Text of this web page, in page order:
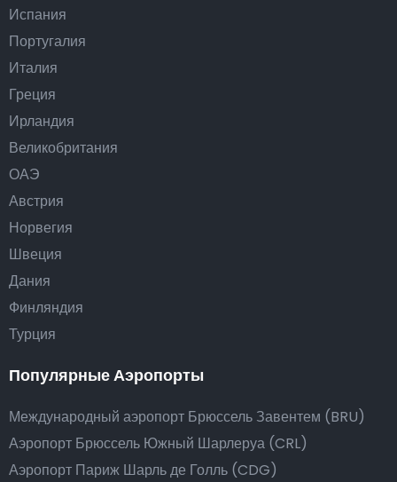
Испания
Португалия
Италия
Греция
Ирландия
Великобритания
ОАЭ
Австрия
Норвегия
Швеция
Дания
Финляндия
Турция
Популярные Аэропорты
Международный аэропорт Брюссель Завентем (BRU)
Аэропорт Брюссель Южный Шарлеруа (CRL)
Аэропорт Париж Шарль де Голль (CDG)